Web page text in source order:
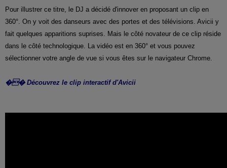
Pour illustrer ce titre, le DJ a décidé d'innover en proposant un clip en
360°. On y voit des danseurs avec des portes et des télévisions. Avicii y
fait quelques apparitions suprises. Mais le côté novateur de ce clip réside
dans le côté technologique. La vidéo est en 360° et vous pouvez
sélectionner votre angle de vue si vous êtes sur le navigateur Chrome.
�� Découvrez le clip interactif d'Avicii